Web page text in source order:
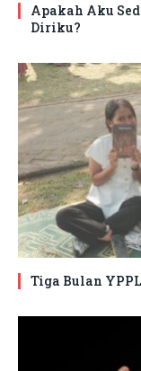
Apakah Aku
Diriku?
Tiga Bulan